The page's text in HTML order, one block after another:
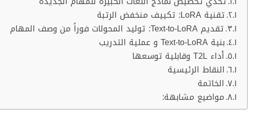
تقنية LoRA: تكييف منخفض الرتبة
تقديم Text-to-LoRA: توليد المحولات فوراً من وصف المهام
بنية Text-to-LoRA و عملية التدريب
أداء T2L وقابلية توسعها
النقاط الرئيسية
الخاتمة
مواضيع مشابهة: